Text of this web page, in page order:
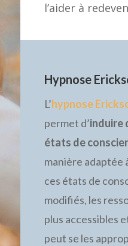
l’aider à
Hypnose
L’hypnose
permet d’induire
états de
manière adaptée
ces états de
modifiés, les
plus accessibles
peut se les